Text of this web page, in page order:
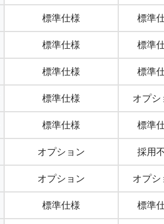
標準仕様 標準
標準仕様 標準
標準仕様 標準
標準仕様 オプシ
標準仕様 標準
オプション 採用
オプション オプシ
標準仕様 標準